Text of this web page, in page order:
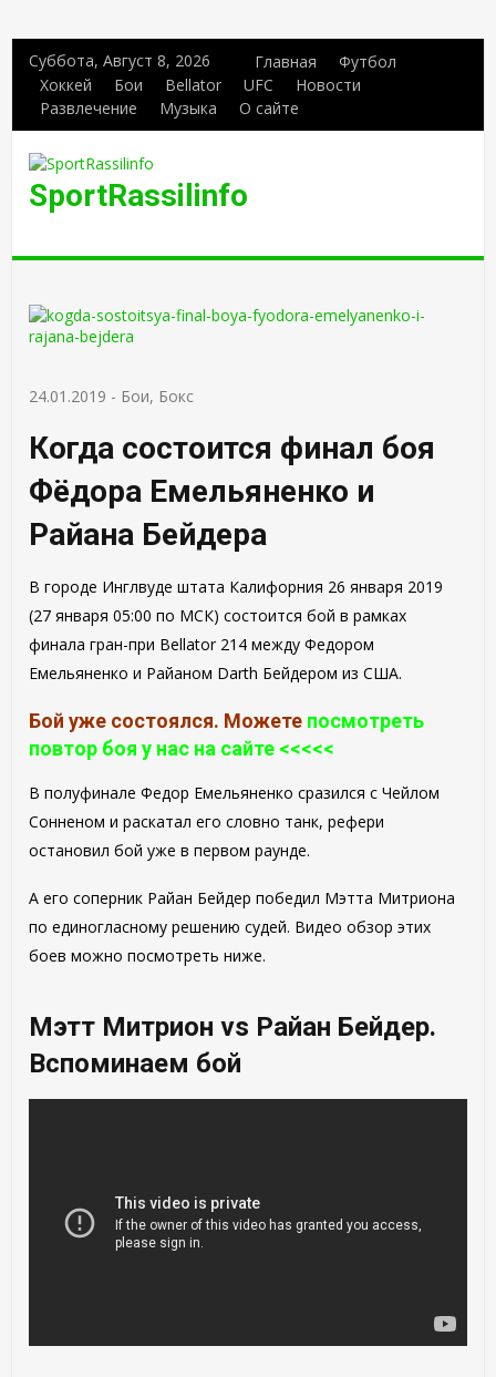
Суббота, Август 8, 2026 Главная
Футбол
Хоккей
Бои Bellator UFC
Новости
Развлечение
Музыка О сайте
SportRassilinfo
24.01.2019 - Бои, Бокс
Когда состоится финал боя
Фёдора Емельяненко и
Райана Бейдера
В городе Инглвуде штата Калифорния 26 января 2019
(27 января 05:00 по МСК) состоится бой в рамках
финала гран-при Bellator 214 между Федором
Емельяненко и Райаном Darth Бейдером из США.
Бой уже состоялся. Можете посмотреть
повтор боя у нас на сайте <<<<<
В полуфинале Федор Емельяненко сразился с Чейлом
Сонненом и раскатал его словно танк, рефери
остановил бой уже в первом раунде.
А его соперник Райан Бейдер победил Мэтта Митриона
по единогласному решению судей. Видео обзор этих
боев можно посмотреть ниже.
Мэтт Митрион vs Райан Бейдер.
Вспоминаем бой